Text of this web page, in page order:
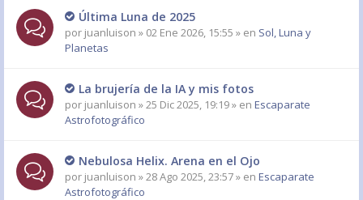
Última Luna de 2025
por juanluison » 02 Ene 2026, 15:55 » en Sol, Luna y
Planetas
La brujería de la IA y mis fotos
por juanluison » 25 Dic 2025, 19:19 » en Escaparate
Astrofotográfico
Nebulosa Helix. Arena en el Ojo
por juanluison » 28 Ago 2025, 23:57 » en Escaparate
Astrofotográfico